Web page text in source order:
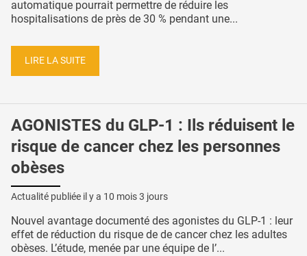
automatique pourrait permettre de réduire les
hospitalisations de près de 30 % pendant une...
LIRE LA SUITE
AGONISTES du GLP-1 : Ils réduisent le
risque de cancer chez les personnes
obèses
Actualité publiée il y a 10 mois 3 jours
Nouvel avantage documenté des agonistes du GLP-1 : leur
effet de réduction du risque de de cancer chez les adultes
obèses. L’étude, menée par une équipe de l’...